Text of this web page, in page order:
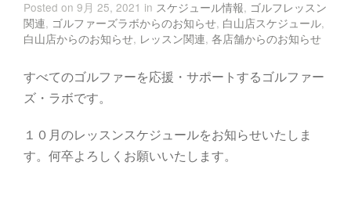
Posted on 9月 25, 2021 in スケジュール情報, ゴルフレッスン
関連, ゴルファーズラボからのお知らせ, 白山店スケジュール,
白山店からのお知らせ, レッスン関連, 各店舗からのお知らせ
すべてのゴルファーを応援・サポートするゴルファー
ズ・ラボです。
１０月のレッスンスケジュールをお知らせいたしま
す。何卒よろしくお願いいたします。